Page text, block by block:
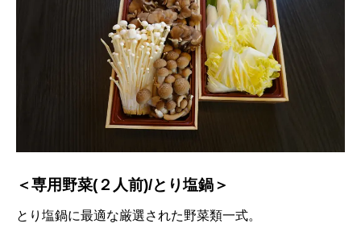
＜専用野菜(２人前)/とり塩鍋＞
とり塩鍋に最適な厳選された野菜類一式。